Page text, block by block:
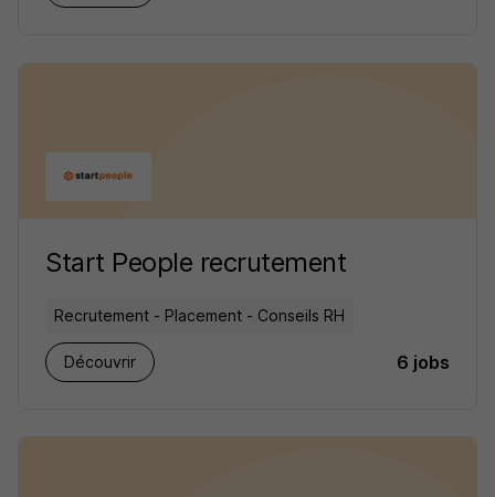
Start People recrutement
Recrutement - Placement - Conseils RH
Découvrir 6 jobs